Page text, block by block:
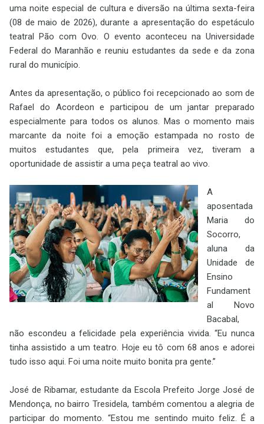
uma noite especial de cultura e diversão na última sexta-feira
(08 de maio de 2026), durante a apresentação do espetáculo
teatral Pão com Ovo. O evento aconteceu na Universidade
Federal do Maranhão e reuniu estudantes da sede e da zona
rural do município.
Antes da apresentação, o público foi recepcionado ao som de
Rafael do Acordeon e participou de um jantar preparado
especialmente para todos os alunos. Mas o momento mais
marcante da noite foi a emoção estampada no rosto de
muitos estudantes que, pela primeira vez, tiveram a
oportunidade de assistir a uma peça teatral ao vivo.
A
aposentada
Maria do
Socorro,
aluna da
Unidade de
Ensino
Fundament
al Novo
Bacabal,
não escondeu a felicidade pela experiência vivida. “Eu nunca
tinha assistido a um teatro. Hoje eu tô com 68 anos e adorei
tudo isso aqui. Foi uma noite muito bonita pra gente.”
José de Ribamar, estudante da Escola Prefeito Jorge José de
Mendonça, no bairro Tresidela, também comentou a alegria de
participar do momento. “Estou me sentindo muito feliz. É a